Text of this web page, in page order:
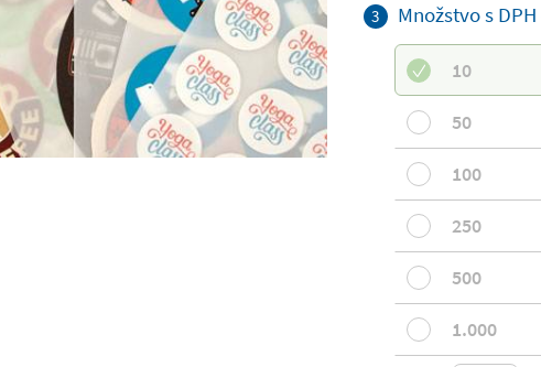
3 Množstvo s DPH
10
50
100
250
500
1.000